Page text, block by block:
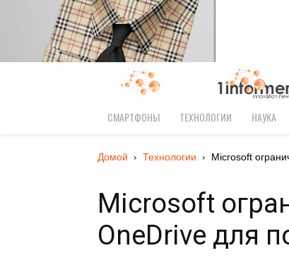
СМАРТФОНЫ ТЕХНОЛОГИИ НАУКА
Домой Технологии Microsoft
Microsoft
OneDrive для